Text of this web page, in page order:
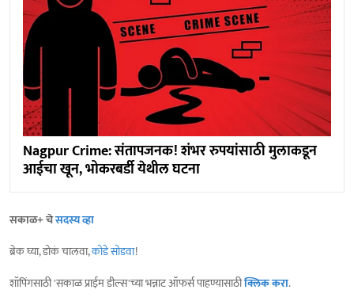
Nagpur Crime: संतापजनक! शंभर रुपयांसाठी मुलाकडून
आईचा खून, भोकरबर्डी येथील घटना
सकाळ+ चेसदस्य व्हा
ब्रेक घ्या, डोकं चालवा,कोडे सोडवा!
शॉपिंगसाठी 'सकाळ प्राईम डील्स'च्या भन्नाट ऑफर्स पाहण्यासाठीक्लिक करा.